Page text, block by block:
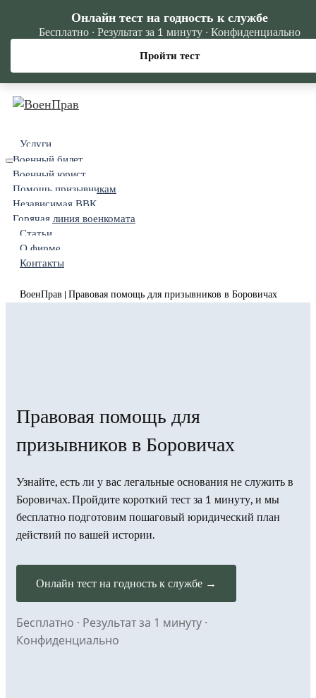
Услуги
Военный билет
Военный юрист
Помощь призывникам
Независимая ВВК
Горячая линия военкомата
Статьи
О фирме
Контакты
ВоенПрав | Правовая помощь для призывников в Боровичах
Правовая помощь для
призывников в Боровичах
Узнайте, есть ли у вас легальные основания не служить в
Боровичах. Пройдите короткий тест за 1 минуту, и мы
бесплатно подготовим пошаговый юридический план
действий по вашей истории.
Онлайн тест на годность к службе →
Бесплатно · Результат за 1 минуту ·
Конфиденциально
Онлайн тест на годность к службе
Бесплатно · Результат за 1 минуту · Конфиденциально
Пройти тест